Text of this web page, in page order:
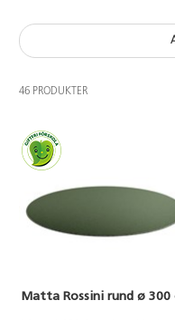
46 PRODUKTER
Matta Rossini rund ø 300